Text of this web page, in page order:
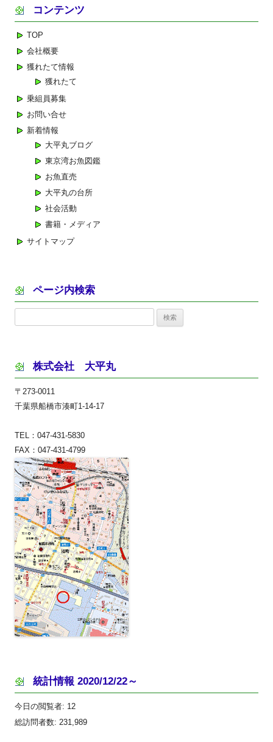
ナ
ョ
ン
コンテンツ
TOP
会社概要
獲れたて情報
獲れたて
乗組員募集
お問い合せ
新着情報
大平丸ブログ
東京湾お魚図鑑
お魚直売
大平丸の台所
社会活動
書籍・メディア
サイトマップ
ページ内検索
株式会社 大平丸
〒273-0011
千葉県船橋市湊町1-14-17
TEL：047-431-5830
FAX：047-431-4799
統計情報 2020/12/22～
今日の閲覧者: 12
総訪問者数: 231,989